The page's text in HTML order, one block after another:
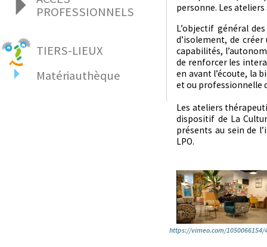
Centre de Lutte contre L'Épilepsie
ESAT
EA
Foyer d'hébergement
Foyer Appartement
Prise de rendez-vous
Contact
PROFESSIONNELS
Recrutement, offres d'emploi
Informations, contact
TIERS-LIEUX
Matériauthèque
personne. Les
L’objectif général
d’isolement, de
capabilités,
de renforcer les
en avant l’écoute, la
et ou professionnelle
Les ateliers
dispositif de La
présents au sein de
LPO.
https://vimeo.com/1050066154/